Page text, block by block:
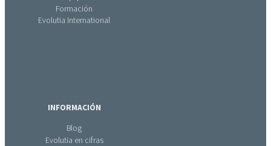
Formación
Evolutia International
INFORMACIÓN
Blog
Evolutia en cifras